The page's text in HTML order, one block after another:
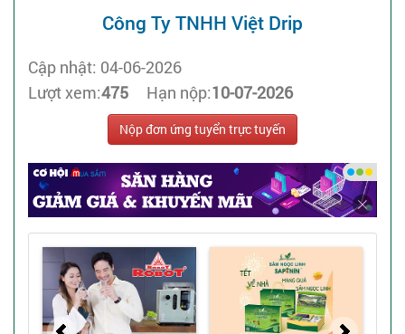
Công Ty TNHH Việt Drip
Cập nhật: 04-06-2026
Lượt xem:475 Hạn nộp:10-07-2026
Nộp đơn ứng tuyển trực tuyến